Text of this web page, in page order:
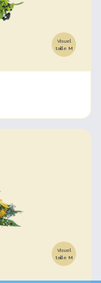
Visuel
taille M
Visuel
taille M